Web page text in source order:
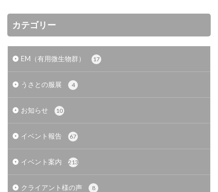
カテゴリー
EM（有用微生物群） 17
うさとの服展 4
お知らせ 10
イベント報告 67
イベント案内 213
クライアント様の声 8